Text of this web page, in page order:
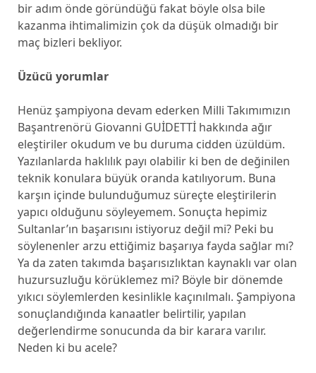
bir adım önde göründüğü fakat böyle olsa bile
kazanma ihtimalimizin çok da düşük olmadığı bir
maç bizleri bekliyor.
Üzücü yorumlar
Henüz şampiyona devam ederken Milli Takımımızın
Başantrenörü Giovanni GUİDETTİ hakkında ağır
eleştiriler okudum ve bu duruma cidden üzüldüm.
Yazılanlarda haklılık payı olabilir ki ben de değinilen
teknik konulara büyük oranda katılıyorum. Buna
karşın içinde bulunduğumuz süreçte eleştirilerin
yapıcı olduğunu söyleyemem. Sonuçta hepimiz
Sultanlar’ın başarısını istiyoruz değil mi? Peki bu
söylenenler arzu ettiğimiz başarıya fayda sağlar mı?
Ya da zaten takımda başarısızlıktan kaynaklı var olan
huzursuzluğu körüklemez mi? Böyle bir dönemde
yıkıcı söylemlerden kesinlikle kaçınılmalı. Şampiyona
sonuçlandığında kanaatler belirtilir, yapılan
değerlendirme sonucunda da bir karara varılır.
Neden ki bu acele?